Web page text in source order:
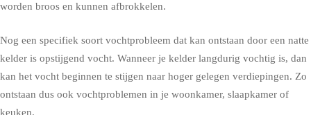
worden broos en kunnen afbrokkelen.
Nog een specifiek soort vochtprobleem dat kan ontstaan door een natte
kelder is opstijgend vocht. Wanneer je kelder langdurig vochtig is, dan
kan het vocht beginnen te stijgen naar hoger gelegen verdiepingen. Zo
ontstaan dus ook vochtproblemen in je woonkamer, slaapkamer of
keuken.